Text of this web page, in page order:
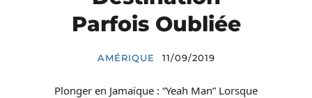
Parfois Oubliée
AMÉRIQUE 11/09/2019
Plonger en Jamaïque : “Yeah Man” Lorsque